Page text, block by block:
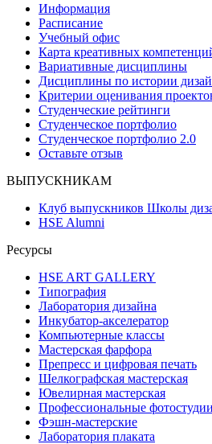
Информация
Расписание
Учебный офис
Карта креативных
Вариативные дисциплины
Дисциплины по истории
Критерии оценивания
Студенческие рейтинги
Студенческое портфолио
Студенческое портфолио 2.0
Оставьте отзыв
ВЫПУСКНИКАМ
Клуб выпускников Школы
HSE Alumni
Ресурсы
HSE ART GALLERY
Типография
Лаборатория дизайна
Инкубатор-акселератор
Компьютерные классы
Мастерская фарфора
Препресс и цифровая печать
Шелкографская мастерская
Ювелирная мастерская
Профессиональные фотостудии
Фэшн-мастерские
Лаборатория плаката